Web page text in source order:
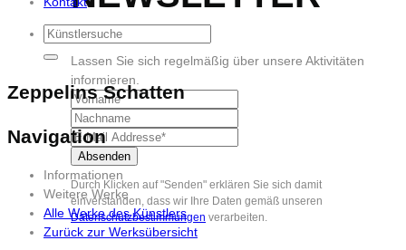
Lassen Sie sich regelmäßig über unsere Aktivitäten
informieren.
Durch Klicken auf "Senden" erklären Sie sich damit
einverstanden, dass wir Ihre Daten gemäß unseren
Datenschutzbestimmungen verarbeiten.
Zeppelins Schatten
Navigation
Informationen
Weitere Werke
Alle Werke des Künstlers
Zurück zur Werksübersicht